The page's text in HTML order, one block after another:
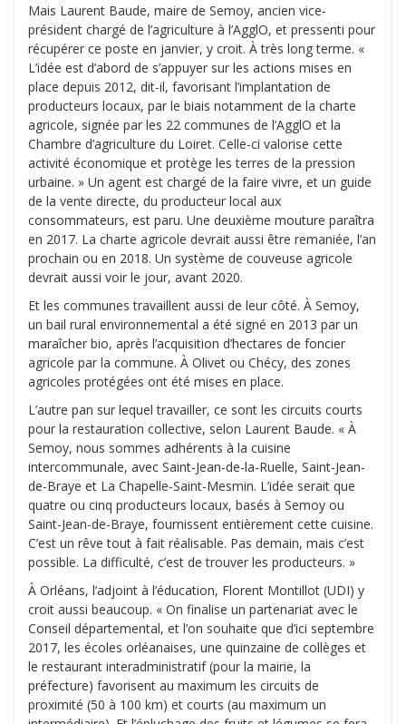
Mais Laurent Baude, maire de Semoy, ancien vice-
président chargé de l’agriculture à l’AgglO, et pressenti pour
récupérer ce poste en janvier, y croit. À très long terme. «
L’idée est d’abord de s’appuyer sur les actions mises en
place depuis 2012, dit-il, favorisant l’implantation de
producteurs locaux, par le biais notamment de la charte
agricole, signée par les 22 communes de l’AgglO et la
Chambre d’agriculture du Loiret. Celle-ci valorise cette
activité économique et protège les terres de la pression
urbaine. » Un agent est chargé de la faire vivre, et un guide
de la vente directe, du producteur local aux
consommateurs, est paru. Une deuxième mouture paraîtra
en 2017. La charte agricole devrait aussi être remaniée, l’an
prochain ou en 2018. Un système de couveuse agricole
devrait aussi voir le jour, avant 2020.
Et les communes travaillent aussi de leur côté. À Semoy,
un bail rural environnemental a été signé en 2013 par un
maraîcher bio, après l’acquisition d’hectares de foncier
agricole par la commune. À Olivet ou Chécy, des zones
agricoles protégées ont été mises en place.
L’autre pan sur lequel travailler, ce sont les circuits courts
pour la restauration collective, selon Laurent Baude. « À
Semoy, nous sommes adhérents à la cuisine
intercommunale, avec Saint-Jean-de-la-Ruelle, Saint-Jean-
de-Braye et La Chapelle-Saint-Mesmin. L’idée serait que
quatre ou cinq producteurs locaux, basés à Semoy ou
Saint-Jean-de-Braye, fournissent entièrement cette cuisine.
C’est un rêve tout à fait réalisable. Pas demain, mais c’est
possible. La difficulté, c’est de trouver les producteurs. »
À Orléans, l’adjoint à l’éducation, Florent Montillot (UDI) y
croit aussi beaucoup. « On finalise un partenariat avec le
Conseil départemental, et l’on souhaite que d’ici septembre
2017, les écoles orléanaises, une quinzaine de collèges et
le restaurant interadministratif (pour la mairie, la
préfecture) favorisent au maximum les circuits de
proximité (50 à 100 km) et courts (au maximum un